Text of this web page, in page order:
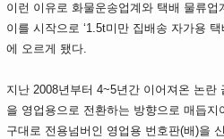
이런 이유로 화물운송업계와 택배 물류
이를 시작으로 ‘1.5t미만 집배송 자가용
에 오르게 됐다.
지난 2008년부터 4~5년간 이어져온 논
을 영업용으로 전환하는 방향으로 매듭
구대로 전용넘버인 영업용 번호판(배)을